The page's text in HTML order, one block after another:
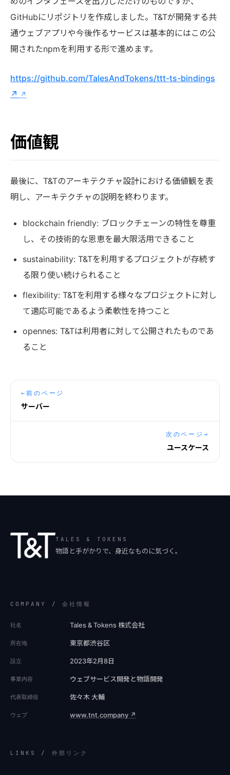
GitHubにリポジトリを作成しました。T&Tが開発する共
通ウェブアプリや今後作るサービスは基本的にはこの公
開されたnpmを利用する形で進めます。
https://github.com/TalesAndTokens/ttt-ts-bindings
↗
価値観
最後に、T&Tのアーキテクチャ設計における価値観を表
明し、アーキテクチャの説明を終わります。
blockchain friendly: ブロックチェーンの特性を尊重
し、その技術的な恩恵を最大限活用できること
sustainability: T&Tを利用するプロジェクトが存続す
る限り使い続けられること
flexibility: T&Tを利用する様々なプロジェクトに対し
て適応可能であるよう柔軟性を持つこと
opennes: T&Tは利用者に対して公開されたものであ
ること
←前のページ
サーバー
次のページ→
ユースケース
TALES & TOKENS
物語と手がかりで、身近なものに気づく。
COMPANY / 会社情報
社名 Tales & Tokens 株式会社
所在地 東京都渋谷区
設立 2023年2月8日
事業内容 ウェブサービス開発と物語開発
代表取締役 佐々木 大輔
ウェブ www.tnt.company ↗
LINKS / 外部リンク